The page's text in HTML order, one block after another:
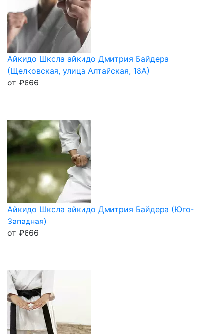
Айкидо Школа айкидо Дмитрия Байдера
(Щелковская, улица Алтайская, 18А)
от ₽666
Айкидо Школа айкидо Дмитрия Байдера (Юго-
Западная)
от ₽666